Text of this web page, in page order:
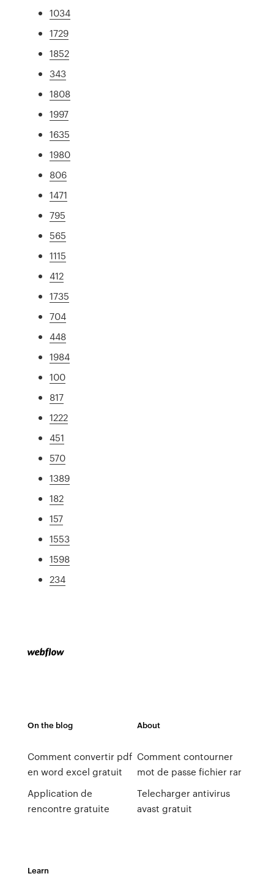
1034
1729
1852
343
1808
1997
1635
1980
806
1471
795
565
1115
412
1735
704
448
1984
100
817
1222
451
570
1389
182
157
1553
1598
234
On the blog
Comment convertir pdf
en word excel gratuit
Application de
rencontre gratuite
About
Comment contourner
mot de passe fichier rar
Telecharger antivirus
avast gratuit
Learn